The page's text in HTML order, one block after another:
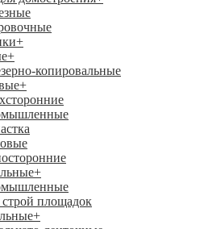
+
+
копировальные
+
+
площадок
+